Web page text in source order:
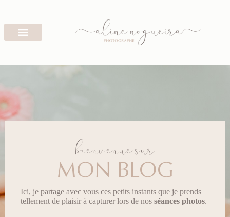
bienvenue sur
MON BLOG
Ici, je partage avec vous ces petits instants que je prends
tellement de plaisir à capturer lors de nos séances photos.